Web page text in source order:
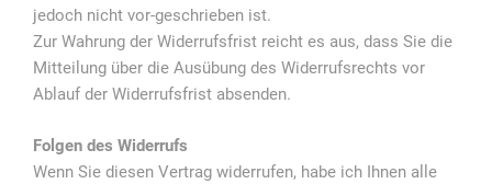
jedoch nicht vor-geschrieben ist.
Zur Wahrung der Widerrufsfrist reicht es aus, dass Sie die
Mitteilung über die Ausübung des Widerrufsrechts vor
Ablauf der Widerrufsfrist absenden.
Folgen des Widerrufs
Wenn Sie diesen Vertrag widerrufen, habe ich Ihnen alle